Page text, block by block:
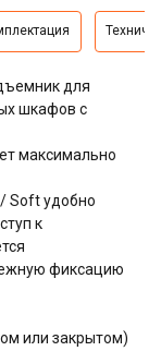
для
шкафов с
максимально
Soft удобно
к
фиксацию
или закрытом)